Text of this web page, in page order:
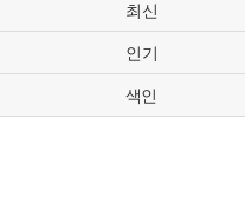
최신
인기
색인